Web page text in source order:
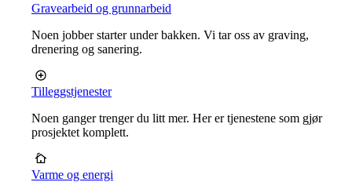
Gravearbeid og grunnarbeid
Noen jobber starter under bakken. Vi tar oss av graving,
drenering og sanering.
Tilleggstjenester
Noen ganger trenger du litt mer. Her er tjenestene som gjør
prosjektet komplett.
Varme og energi